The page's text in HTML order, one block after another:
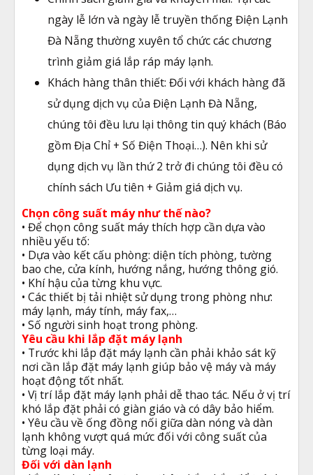
ngày lễ lớn và ngày lễ truyền thống Điện Lạnh
Đà Nẵng thường xuyên tổ chức các chương
trình giảm giá lắp ráp máy lạnh.
Khách hàng thân thiết: Đối với khách hàng đã
sử dụng dịch vụ của Điện Lạnh Đà Nẵng,
chúng tôi đều lưu lại thông tin quý khách (Báo
gồm Địa Chỉ + Số Điện Thoại…). Nên khi sử
dụng dịch vụ lần thứ 2 trở đi chúng tôi đều có
chính sách Ưu tiên + Giảm giá dịch vụ.
Chọn công suất máy như thế nào?
• Để chọn công suất máy thích hợp cần dựa vào
nhiều yếu tố:
• Dựa vào kết cấu phòng: diện tích phòng, tường
bao che, cửa kính, hướng nắng, hướng thông gió.
• Khí hậu của từng khu vực.
• Các thiết bị tải nhiệt sử dụng trong phòng như:
máy lạnh, máy tính, máy fax,…
• Số người sinh hoạt trong phòng.
Yêu cầu khi lắp đặt máy lạnh
• Trước khi lắp đặt máy lạnh cần phải khảo sát kỹ
nơi cần lắp đặt máy lạnh giúp bảo vệ máy và máy
hoạt động tốt nhất.
• Vị trí lắp đặt máy lạnh phải dễ thao tác. Nếu ở vị trí
khó lắp đặt phải có giàn giáo và có dây bảo hiểm.
• Yêu cầu về ống đồng nối giữa dàn nóng và dàn
lạnh không vượt quá mức đối với công suất của
từng loại máy.
Đối với dàn lạnh